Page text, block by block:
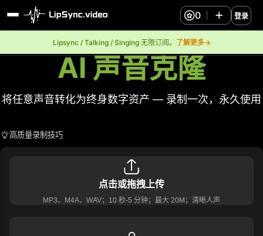
Lipsync / Talking / Singing 无限订阅。 了解更多→
0 登录
AI 声音克隆
将任意声音转化为终身数字资产 — 录制一次，永久使用
高质量录制技巧
点击或拖拽上传
MP3、M4A、WAV；10 秒-5 分钟；最大 20M；清晰人声